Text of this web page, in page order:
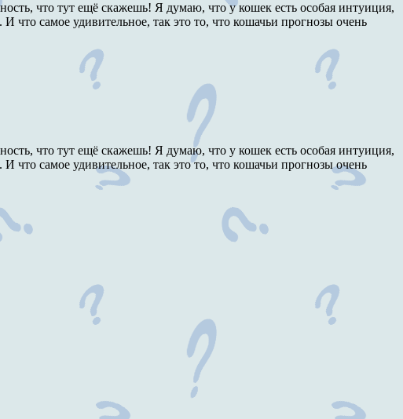
что тут ещё скажешь! Я думаю, что у кошек есть особая интуиция,
самое удивительное, так это то, что кошачьи прогнозы очень
что тут ещё скажешь! Я думаю, что у кошек есть особая интуиция,
самое удивительное, так это то, что кошачьи прогнозы очень